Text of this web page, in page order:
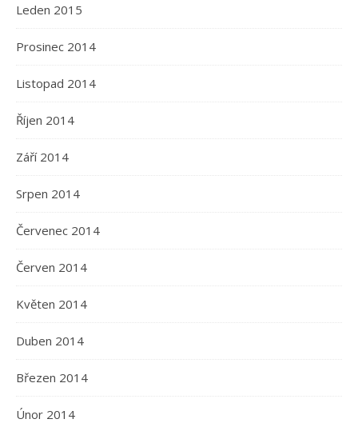
Leden 2015
Prosinec 2014
Listopad 2014
Říjen 2014
Září 2014
Srpen 2014
Červenec 2014
Červen 2014
Květen 2014
Duben 2014
Březen 2014
Únor 2014